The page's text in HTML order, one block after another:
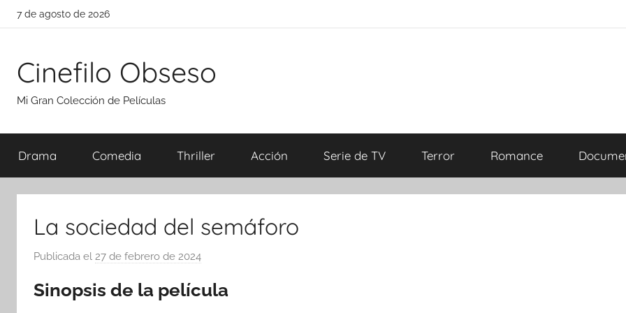
Saltar
7 de agosto de 2026
Cinefilo Obseso
Mi Gran Colección de Películas
Drama Comedia Thriller Acción Serie de TV Terror Romance
La sociedad del semáforo
Publicada el 27 de febrero de 2024
r
Sinopsis de la película